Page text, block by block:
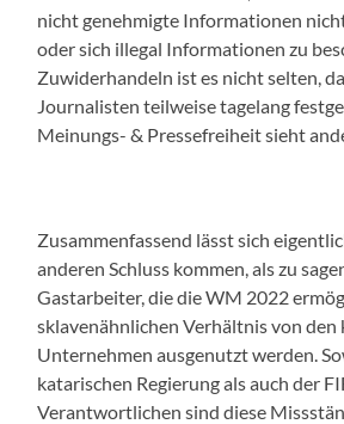
nicht genehmigte Informationen
oder sich illegal Informationen zu
Zuwiderhandeln ist es nicht selten,
Journalisten teilweise tagelang
Meinungs- & Pressefreiheit sieht
Zusammenfassend lässt sich
anderen Schluss kommen, als zu
Gastarbeiter, die die WM 2022
sklavenähnlichen Verhältnis von den
Unternehmen ausgenutzt werden.
katarischen Regierung als auch der
Verantwortlichen sind diese